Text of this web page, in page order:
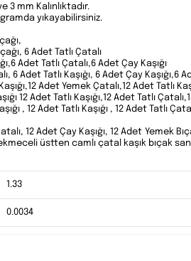
3 mm Kalınlıktadır.
yıkayabilirsiniz.
6 Adet Tatlı Çatalı
Adet Tatlı Çatalı,6 Adet Çay Kaşığı
Adet Tatlı Kaşığı, 6 Adet Çay Kaşığı,6
Adet Yemek Çatalı,12 Adet Tatlı
12 Adet Tatlı Kaşığı,12 Adet Tatlı
, 12 Adet Tatlı Kaşığı , 12 Adet Tatlı
12 Adet Çay Kaşığı, 12 Adet Yemek
üstten camlı çatal kaşık bıçak
1.33
0.0034